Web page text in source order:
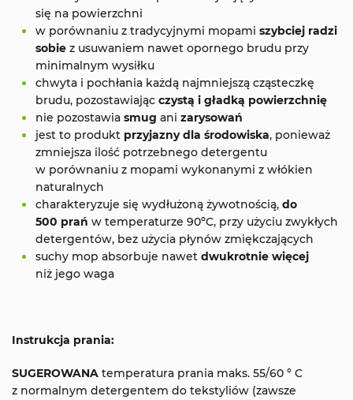
się na powierzchni
w porównaniu z tradycyjnymi mopami szybciej radzi
sobie z usuwaniem nawet opornego brudu przy
minimalnym wysiłku
chwyta i pochłania każdą najmniejszą cząsteczkę
brudu, pozostawiając czystą i gładką powierzchnię
nie pozostawia smug ani zarysowań
jest to produkt przyjazny dla środowiska, ponieważ
zmniejsza ilość potrzebnego detergentu
w porównaniu z mopami wykonanymi z włókien
naturalnych
charakteryzuje się wydłużoną żywotnością, do
500 prań w temperaturze 90ºC, przy użyciu zwykłych
detergentów, bez użycia płynów zmiękczających
suchy mop absorbuje nawet dwukrotnie więcej
niż jego waga
Instrukcja prania:
SUGEROWANA temperatura prania maks. 55/60 ° C
z normalnym detergentem do tekstyliów (zawsze